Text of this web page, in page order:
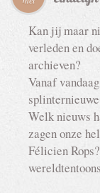
Kan jij maar
verleden en
archieven?
Vanaf
Welk nieuws
zagen onze
Félicien